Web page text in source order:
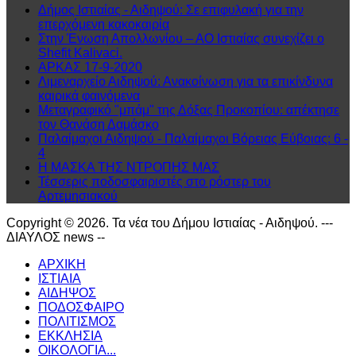
Δήμος Ιστιαίας - Αιδηψού: Σε επιφυλακή για την
επερχόμενη κακοκαιρία
Στην Ένωση Απολλωνίου – ΑΟ Ιστιαίας συνεχίζει ο
Shefit Kalivaci.
ΑΡΚΑΣ 17-9-2020
Λιμεναρχείο Αιδηψού: Ανακοίνωση για τα επικίνδυνα
καιρικά φαινόμενα
Μεταγραφικό "μπάμ" της Δόξας Προκοπίου: απέκτησε
τον Θανάση Δαμάσκο
Παλαίμαχοι Αιδηψού - Παλαίμαχοι Βόρειας Εύβοιας: 6 -
4
Η ΜΑΣΚΑ ΤΗΣ ΝΤΡΟΠΗΣ ΜΑΣ
Τέσσερις ποδοσφαιριστές στο ρόστερ του
Αρτεμησιακού
Copyright © 2026. Τα νέα του Δήμου Ιστιαίας - Αιδηψού. ---
ΔΙΑΥΛΟΣ news --
ΑΡΧΙΚΗ
ΙΣΤΙΑΙΑ
ΑΙΔΗΨΟΣ
ΠΟΔΟΣΦΑΙΡΟ
ΠΟΛΙΤΙΣΜΟΣ
ΕΚΚΛΗΣΙΑ
ΟΙΚΟΛΟΓΙΑ...